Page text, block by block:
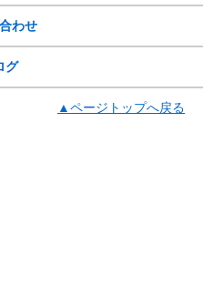
わせ
グ
▲ページトップへ戻る